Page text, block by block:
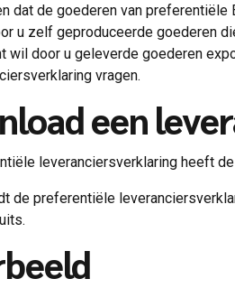
dat de goederen van
u zelf geproduceerde goederen
wil door u geleverde goederen
vragen.
een
leveranciersverklaring heeft
de preferentiële